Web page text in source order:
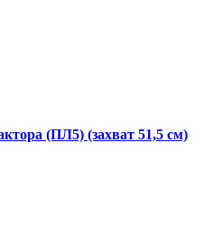
(ПЛ5) (захват 51,5 см)